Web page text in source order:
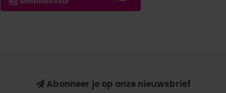
Abonneer je op onze nieuwsbrief